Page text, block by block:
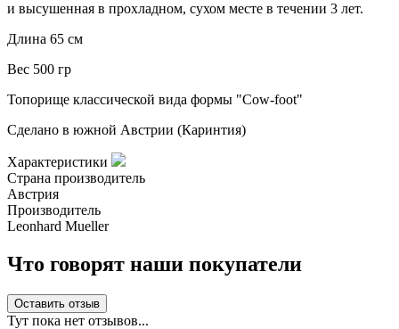
и высушенная в прохладном, сухом месте в течении 3 лет.
Длина 65 см
Вес 500 гр
Топорище классической вида формы "Cow-foot"
Сделано в южной Австрии (Каринтия)
Характеристики
Страна производитель
Австрия
Производитель
Leonhard Mueller
Что говорят наши покупатели
Оставить отзыв
Тут пока нет отзывов...